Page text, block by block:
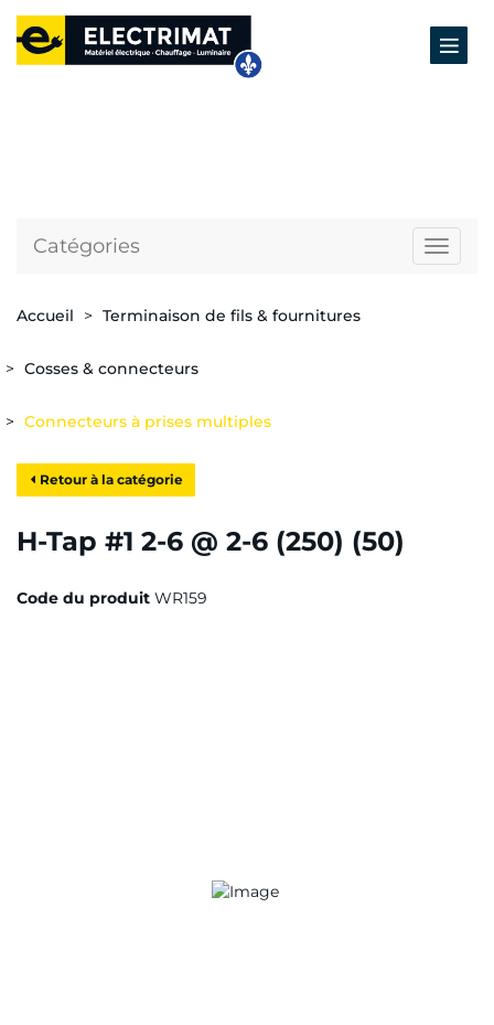
Catégories
Accueil Terminaison de fils & fournitures
Cosses & connecteurs
Connecteurs à prises multiples
Retour à la catégorie
H-Tap #1 2-6 @ 2-6 (250) (50)
Code du produit WR159